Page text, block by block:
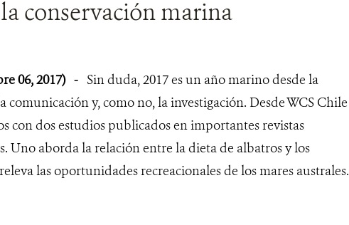
conservación marina
06, 2017) - Sin duda, 2017 es un año marino desde la
comunicación y, como no, la investigación. Desde WCS Chile
con dos estudios publicados en importantes revistas
Uno aborda la relación entre la dieta de albatros y los
las oportunidades recreacionales de los mares australes.